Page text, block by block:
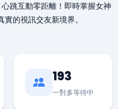
跳互動零距離！即時掌握女神
的視訊交友新境界。
193
一對多等待中